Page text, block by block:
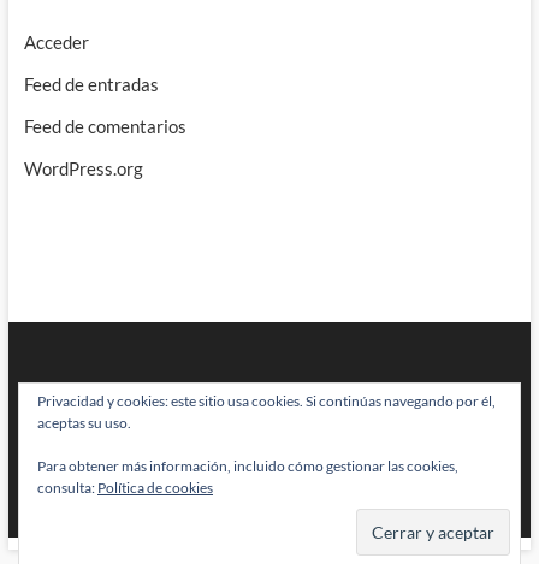
Acceder
Feed de entradas
Feed de comentarios
WordPress.org
BRAINSTOMPING| Diseñado por:Theme Freesia|WordPress| © Todos
los derechos reservados
Privacidad y cookies: este sitio usa cookies. Si continúas navegando por él,
aceptas su uso.
Para obtener más información, incluido cómo gestionar las cookies,
consulta: Política de cookies